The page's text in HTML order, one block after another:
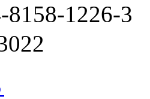
1226-3